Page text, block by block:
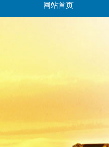
网站首页